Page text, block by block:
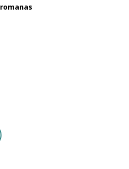
romanas